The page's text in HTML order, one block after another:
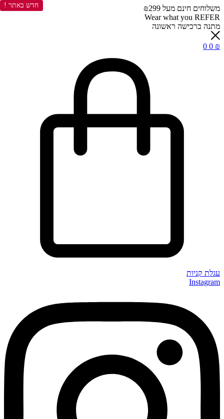
משלוחים חינם מעל ₪299
Wear what you REFER
מתנה ברכישה ראשונה
0 ₪
0
עגלת קניות
Instagram
חדש באתר !